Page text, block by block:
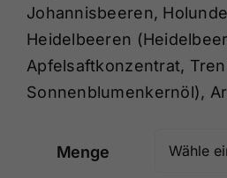
Johannisbeeren,
Heidelbeeren
Apfelsaftkonzentrat,
Sonnenblumenkernöl),
Menge